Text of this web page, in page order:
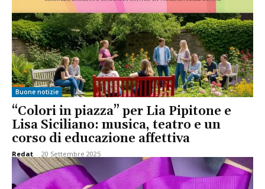
Buone notizie
“Colori in piazza” per Lia Pipitone e
Lisa Siciliano: musica, teatro e un
corso di educazione affettiva
Redat - 20 Settembre 2025